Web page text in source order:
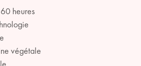
heures
végétale